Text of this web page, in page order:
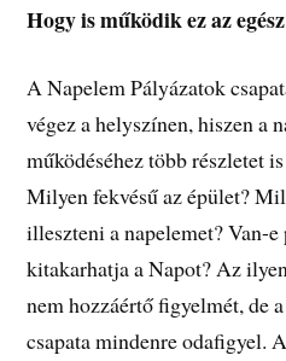
Hogy is működik ez az
A Napelem Pályázatok
végez a helyszínen, hiszen a
működéséhez több részletet
Milyen fekvésű az épület?
illeszteni a napelemet? Van-
kitakarhatja a Napot? Az
nem hozzáértő figyelmét, de
csapata mindenre odafigyel.